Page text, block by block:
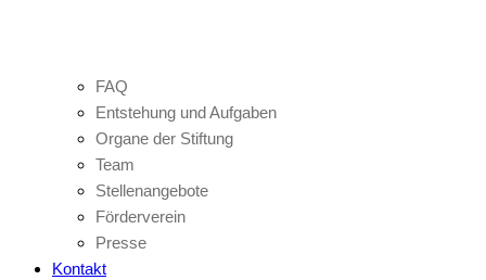
FAQ
Entstehung und Aufgaben
Organe der Stiftung
Team
Stellenangebote
Förderverein
Presse
Kontakt